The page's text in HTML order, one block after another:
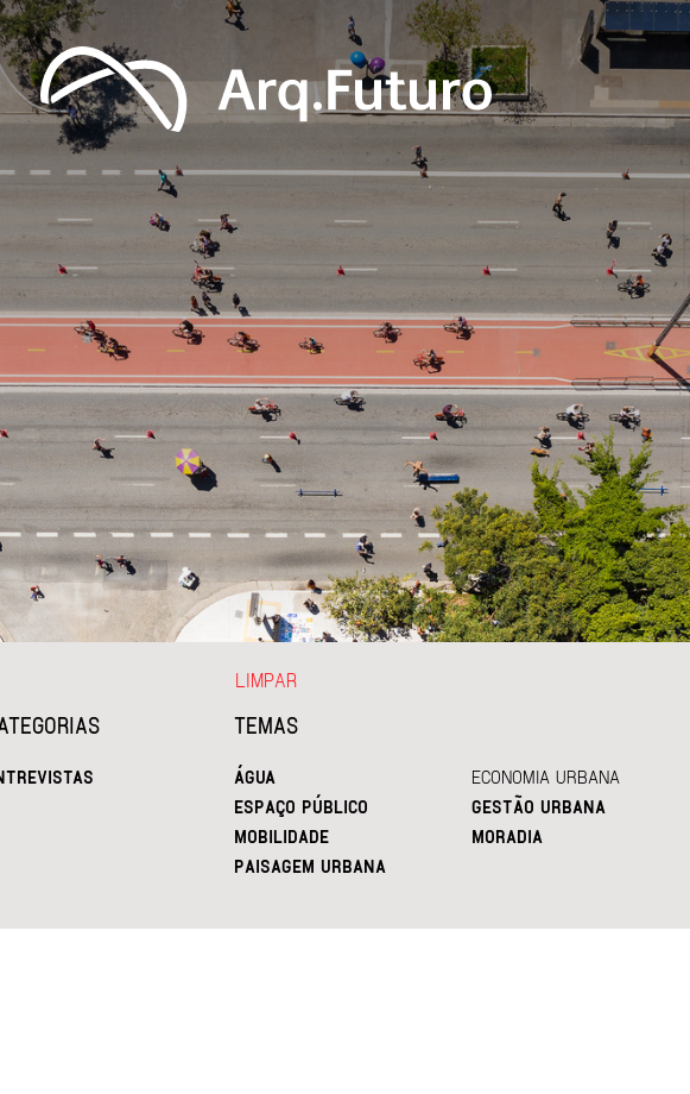
TEMAS
ÁGUA
ECONOMIA URBANA
ESPAÇO PÚBLICO
GESTÃO URBANA
MOBILIDADE
MORADIA
PAISAGEM URBANA
LIMPAR